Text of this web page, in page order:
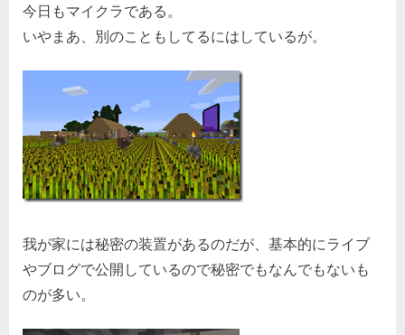
丸
領
秘
迫
る
へ
の
今日もマイクラである。
いやまあ、別のこともしてるにはしているが。
我が家には秘密の装置があるのだが、基本的にライブ
やブログで公開しているので秘密でもなんでもないも
のが多い。